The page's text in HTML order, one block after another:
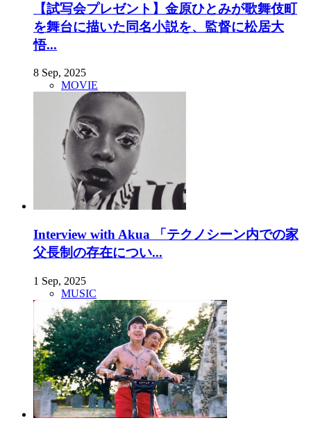
【試写会プレゼント】金原ひとみが歌舞伎町
を舞台に描いた同名小説を、監督に松居大
悟...
8 Sep, 2025
MOVIE
Interview with Akua 「テクノシーン内での家
父長制の存在につい...
1 Sep, 2025
MUSIC